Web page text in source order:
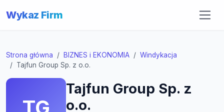
Wykaz Firm
Strona główna BIZNES i EKONOMIA
Windykacja
Tajfun Group Sp. z o.o.
Tajfun Group Sp. z
o.o.